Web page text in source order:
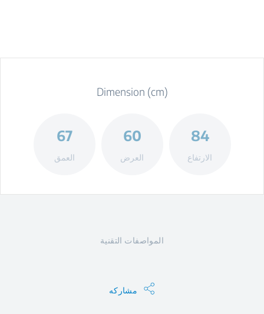
Dimension (cm)
84
الارتفاع
60
العرض
67
العمق
المواصفات التقنية
مشاركه